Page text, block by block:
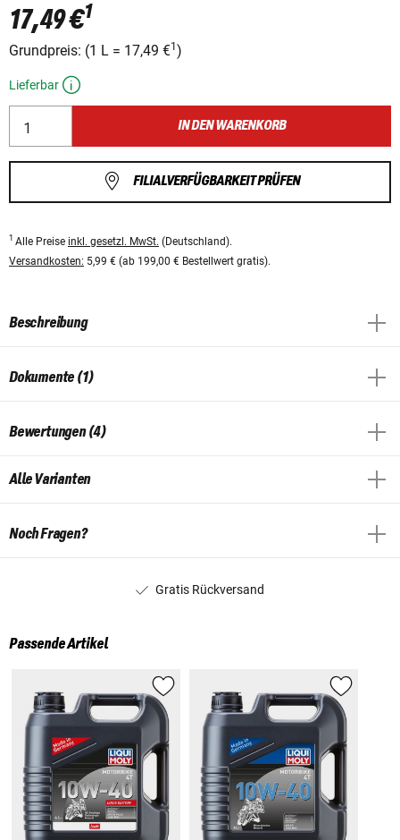
17,49 €1
Grundpreis: (1 L = 17,49 €1 )
Lieferbar
IN DEN WARENKORB
FILIALVERFÜGBARKEIT PRÜFEN
1 Alle Preise inkl. gesetzl. MwSt. (Deutschland).
Versandkosten: 5,99 € (ab 199,00 € Bestellwert gratis).
Beschreibung
Dokumente (1)
Bewertungen (4)
Alle Varianten
Noch Fragen?
Gratis Rückversand
Passende Artikel